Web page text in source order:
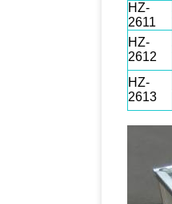
HZ-
2611
HZ-
2612
HZ-
2613